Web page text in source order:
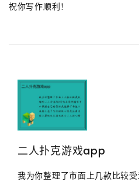
祝你写作顺利！
二人扑克游戏app
我为你整理了市面上几款比较